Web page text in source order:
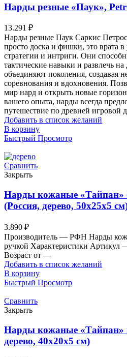
Нарды резные «Паук»,
13.291 ₽
Нарды резные Паук Саркис
просто доска и фишки, это врата
стратегии и интриги. Они
тактические навыки и развлечь
объединяют поколения, создавая
соревнования и вдохновения.
мир нард и открыть новые
вашего опыта, нарды всегда
путешествие по древней игровой
Добавить в список желаний
В корзину
Быстрый Просмотр
Сравнить
Закрыть
Нарды кожаные «Тайпан»
(Россия, дерево, 50х25х5
3.890 ₽
Производитель — РФН Нарды
ручкой Характеристики Артикул
Возраст от —
Добавить в список желаний
В корзину
Быстрый Просмотр
Сравнить
Закрыть
Нарды кожаные «Тайпан»
дерево, 40х20х5 см)